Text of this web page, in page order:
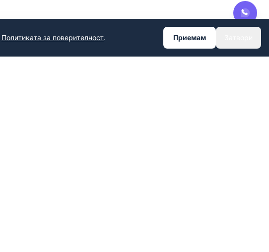
Политиката за поверителност. Приемам